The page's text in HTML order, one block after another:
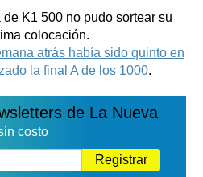
K1 500 no pudo sortear su
colocación.
atrás había sido quinto en
la final A de los 1000.
de La Nueva
costo
Registrar